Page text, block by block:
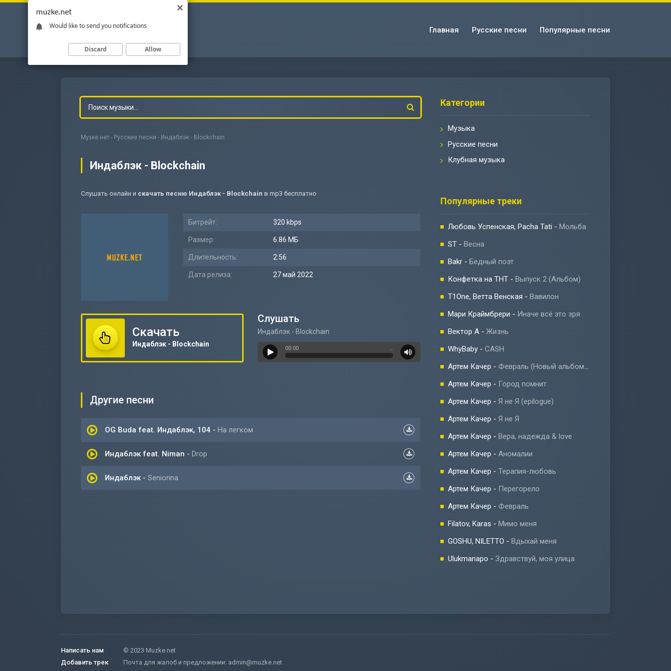
Главная Русские песни Популярные песни
Музке.нет - Русские песни - Индаблэк - Blockchain
Индаблэк - Blockchain
Слушать онлайн и скачать песню Индаблэк - Blockchain в mp3 бесплатно
Битрейт: 320 kbps
Размер: 6.86 МБ
Длительность: 2:56
Дата релиза: 27 май 2022
Скачать
Индаблэк - Blockchain
Слушать
Индаблэк - Blockchain
00:00 …
Другие песни
OG Buda feat. Индаблэк, 104 - На легком
Индаблэк feat. Niman - Drop
Индаблэк - Seniorina
Категории
Музыка
Русские песни
Клубная музыка
Популярные треки
Любовь Успенская, Pacha Tati - Мольба
ST - Весна
Bakr - Бедный поэт
Конфетка на ТНТ - Выпуск 2 (Альбом)
T1One, Ветта Венская - Вавилон
Мари Краймбрери - Иначе всё это зря
Вектор А - Жизнь
WhyBaby - CASH
Артем Качер - Февраль (Новый альбом 2023)
Артем Качер - Город помнит
Артем Качер - Я не Я (epilogue)
Артем Качер - Я не Я
Артем Качер - Вера, надежда & love
Артем Качер - Аномалии
Артем Качер - Терапия-любовь
Артем Качер - Перегорело
Артем Качер - Февраль
Filatov, Karas - Мимо меня
GOSHU, NILETTO - Вдыхай меня
Ulukmanapo - Здравствуй, моя улица
Написать нам
Добавить трек
© 2023 Muzke.net
Почта для жалоб и предложении: admin@muzke.net
muzke.net
Would like to send you notifications
Discard Allow